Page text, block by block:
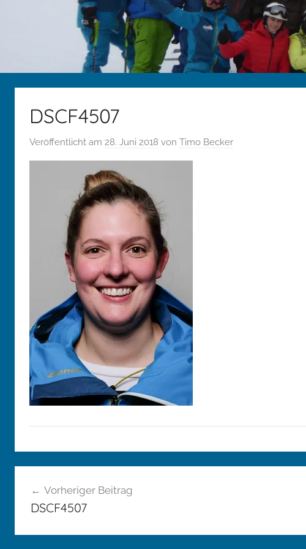
DSCF4507
Veröffentlicht am 28. Juni 2018 von Timo Becker
Vorheriger Beitrag
DSCF4507